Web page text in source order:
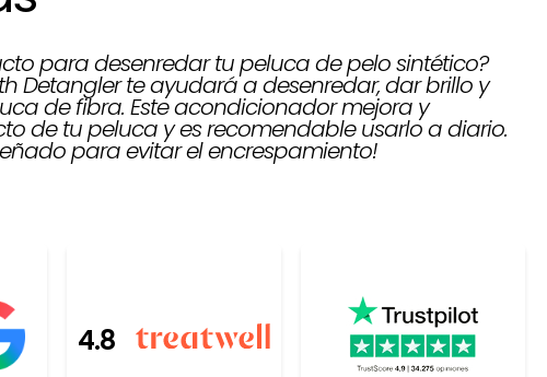
para desenredar tu peluca de pelo sintético?
Detangler te ayudará a desenredar, dar brillo y
de fibra. Este acondicionador mejora y
de tu peluca y es recomendable usarlo a diario.
para evitar el encrespamiento!
4.8